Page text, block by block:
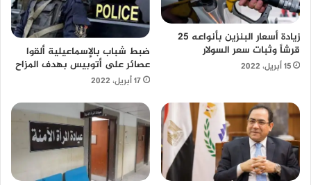
زيادة أسعار البنزين بأنواعه 25
قرشاً وثبات سعر السولار
15 أبريل، 2022
ضبط شباب بالإسماعيلية ألقوا
عصائر على أتوبيس بهدف المزاح
17 أبريل، 2022